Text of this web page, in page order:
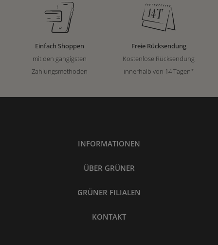
Einfach Shoppen
mit den gängigsten
Zahlungsmethoden
Freie Rücksendung
Kostenlose Rücksendung
innerhalb von 14 Tagen*
INFORMATIONEN
ÜBER GRÜNER
GRÜNER FILIALEN
KONTAKT